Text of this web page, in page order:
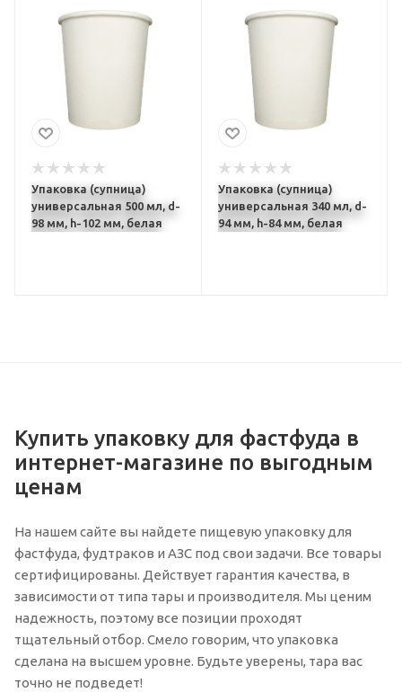
Упаковка (супница)
универсальная 500 мл, d-
98 мм, h-102 мм, белая
Упаковка (супница)
универсальная 340 мл, d-
94 мм, h-84 мм, белая
Купить упаковку для фастфуда в
интернет-магазине по выгодным
ценам
На нашем сайте вы найдете пищевую упаковку для
фастфуда, фудтраков и АЗС под свои задачи. Все товары
сертифицированы. Действует гарантия качества, в
зависимости от типа тары и производителя. Мы ценим
надежность, поэтому все позиции проходят
тщательный отбор. Смело говорим, что упаковка
сделана на высшем уровне. Будьте уверены, тара вас
точно не подведет!